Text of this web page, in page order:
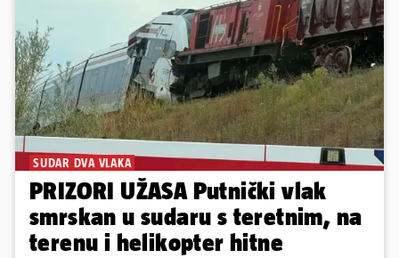
SUDAR DVA VLAKA
PRIZORI UŽASA Putnički vlak
smrskan u sudaru s teretnim, na
terenu i helikopter hitne